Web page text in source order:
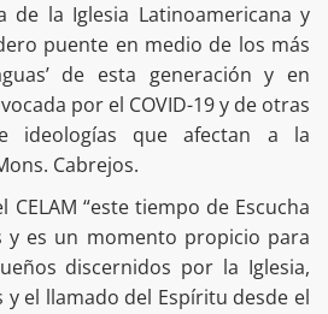
de la Iglesia Latinoamericana y
puente en medio de los más
de esta generación y en
por el COVID-19 y de otras
ideologías que afectan a la
Cabrejos.
CELAM “este tiempo de Escucha
y es un momento propicio para
discernidos por la Iglesia,
el llamado del Espíritu desde el